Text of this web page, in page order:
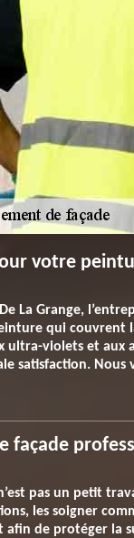
votre
La Grange,
qui couvrent
ultra-violets et aux
satisfaction.
façade
pas un petit
les soigner
afin de protéger la